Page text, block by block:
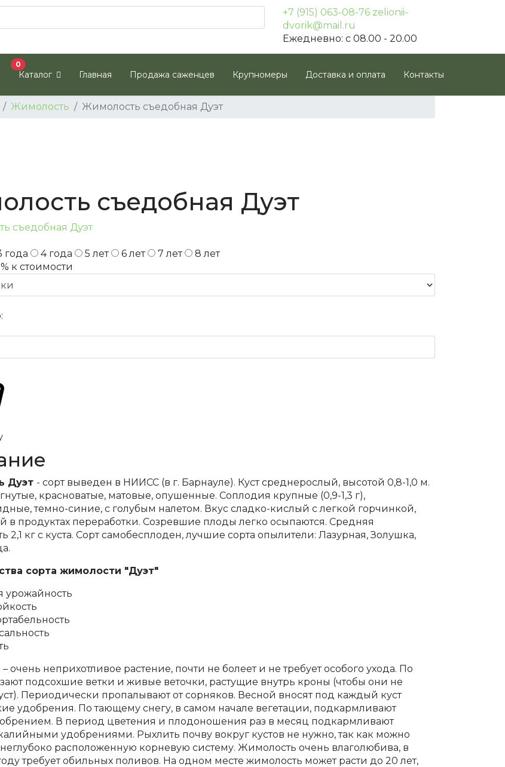
+7 (915) 063-08-76 zelionii-
dvorik@mail.ru
Ежедневно: с 08.00 - 20.00
0В корзину
Каталог Главная Продажа саженцев Крупномеры Доставка и оплата Контакты
Жимолость Жимолость съедобная Дуэт
съедобная Дуэт
года 4 года 5 лет 6 лет 7 лет
8 лет
к стоимости
Дуэт - сорт выведен в НИИСС (в г. Барнауле). Куст среднерослый, высотой 0,8-1,0 м.
красноватые, матовые, опушенные. Соплодия крупные (0,9-1,3 г),
темно-синие, с голубым налетом. Вкус сладко-кислый с легкой горчинкой,
в продуктах переработки. Созревшие плоды легко осыпаются. Средняя
2,1 кг с куста. Сорт самобесплоден, лучшие сорта опылители: Лазурная, Золушка,
сорта жимолости "Дуэт"
урожайность
очень неприхотливое растение, почти не болеет и не требует особого ухода. По
подсохшие ветки и живые веточки, растущие внутрь кроны (чтобы они не
Периодически пропалывают от сорняков. Весной вносят под каждый куст
удобрения. По тающему снегу, в самом начале вегетации, подкармливают
В период цветения и плодоношения раз в месяц подкармливают
удобрениями. Рыхлить почву вокруг кустов не нужно, так как можно
расположенную корневую систему. Жимолость очень влаголюбива, в
требует обильных поливов. На одном месте жимолость может расти до 20 лет,